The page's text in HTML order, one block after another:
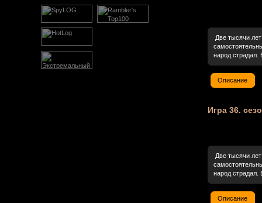
Две тысячи
народ
Описание
Игра 36.
Две тысячи
народ
Описание